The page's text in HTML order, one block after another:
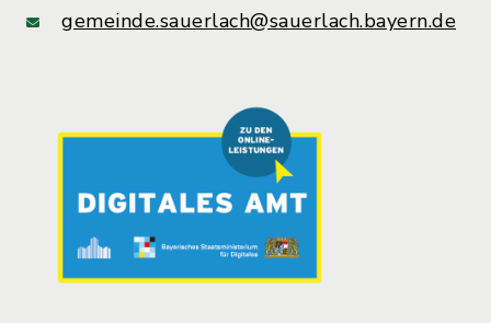
gemeinde.sauerlach@sauerlach.bayern.de